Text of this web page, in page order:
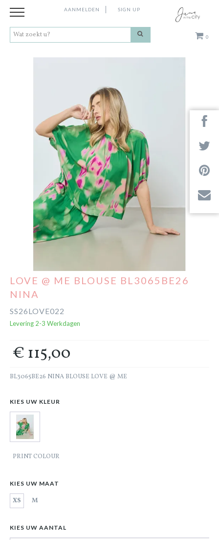
0
AANMELDEN SIGN UP
Kleding
Cadeaus
Contact
Stores
Cadeaubon
Outlet
Next
LOVE @ ME BLOUSE BL3065BE26
NINA
SS26LOVE022
Levering 2-3 Werkdagen
€ 115,00
BL3065BE26 NINA BLOUSE LOVE @ ME
KIES UW KLEUR
PRINT COLOUR
KIES UW MAAT
XS M
KIES UW AANTAL